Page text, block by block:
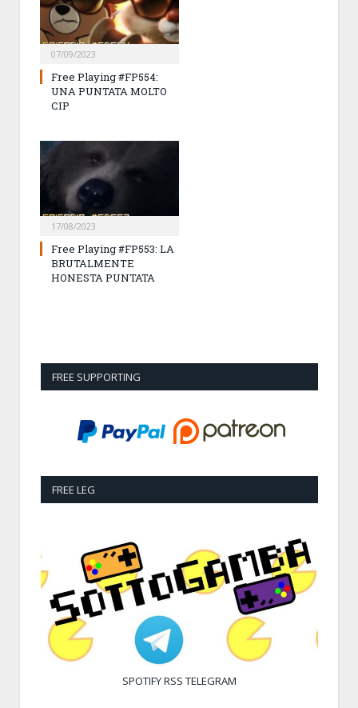
07/09/2023
Free Playing #FP554:
UNA PUNTATA MOLTO
CIP
17/08/2023
Free Playing #FP553: LA
BRUTALMENTE
HONESTA PUNTATA
FREE SUPPORTING
FREE LEG
SPOTIFYRSS TELEGRAM